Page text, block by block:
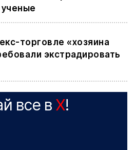
ученые
торговле «хозяина
экстрадировать
все в X!